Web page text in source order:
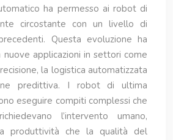
ha permesso ai robot di
circostante con un livello di
Questa evoluzione ha
applicazioni in settori come
la logistica automatizzata
predittiva. I robot di ultima
eseguire compiti complessi che
l’intervento umano,
produttività che la qualità del